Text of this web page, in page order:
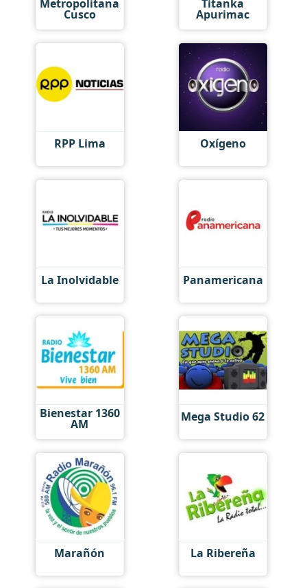
Metropolitana
Cusco
Titanka
Apurimac
RPP Lima Oxígeno
La Inolvidable Panamericana
Bienestar 1360
AM Mega Studio 62
Marañón La Ribereña